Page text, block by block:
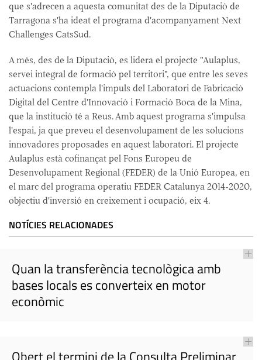
que s'adrecen a aquesta comunitat des de la Diputació de
Tarragona s'ha ideat el programa d'acompanyament Next
Challenges CatsSud.
A més, des de la Diputació, es lidera el projecte "Aulaplus,
servei integral de formació pel territori", que entre les seves
actuacions contempla l'impuls del Laboratori de Fabricació
Digital del Centre d'Innovació i Formació Boca de la Mina,
que la institució té a Reus. Amb aquest programa s'impulsa
l'espai, ja que preveu el desenvolupament de les solucions
innovadores proposades en aquest laboratori. El projecte
Aulaplus està cofinançat pel Fons Europeu de
Desenvolupament Regional (FEDER) de la Unió Europea, en
el marc del programa operatiu FEDER Catalunya 2014-2020,
objectiu d'inversió en creixement i ocupació, eix 4.
NOTÍCIES RELACIONADES
Quan la transferència tecnològica amb
bases locals es converteix en motor
econòmic